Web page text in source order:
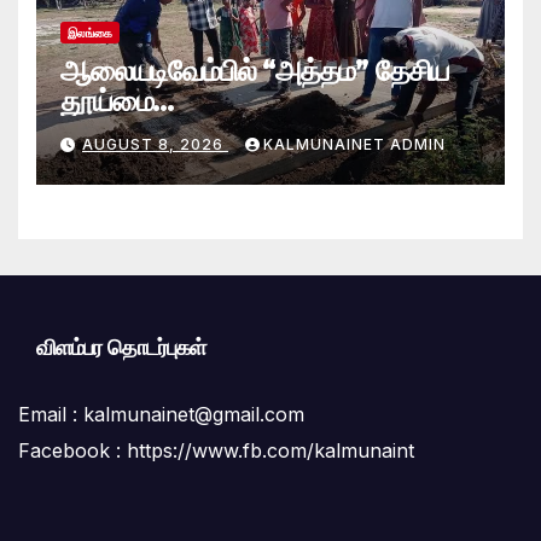
இலங்கை
ஆலையடிவேம்பில் “அத்தம” தேசிய
தூய்மை
வேலைத்திட்டம்.:ஆலையடிவேம்பு
பிரதேச செயலகமும் பிரதேச சபையும்
இணைந்து விசேட தூய்மைப் பணி.
AUGUST 8, 2026 KALMUNAINET ADMIN
விளம்பர தொடர்புகள்
Email : kalmunainet@gmail.com
Facebook : https://www.fb.com/kalmunaint